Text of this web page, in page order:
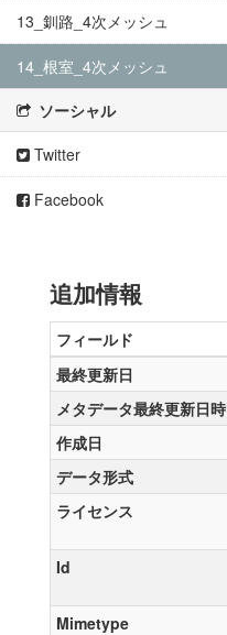
13_釧路_4次メッシュ
14_根室_4次メッシュ
ソーシャル
Twitter
Facebook
追加情報
フィールド
最終更新日
メタデータ最終更新日時
作成日
データ形式
ライセンス
Id
Mimetype